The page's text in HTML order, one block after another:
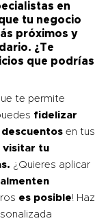
en
tu negocio
próximos y
¿Te
que podrías
te permite
fidelizar
en tus
visitar tu
¿Quieres aplicar
es posible! Haz